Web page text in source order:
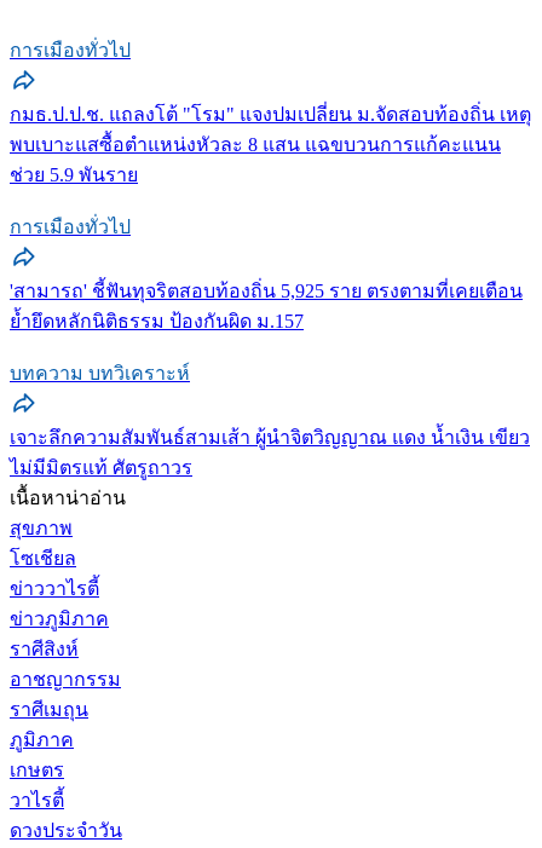
การเมืองทั่วไป
กมธ.ป.ป.ช. แถลงโต้ "โรม" แจงปมเปลี่ยน ม.จัดสอบท้องถิ่น เหตุ
พบเบาะแสซื้อตำแหน่งหัวละ 8 แสน แฉขบวนการแก้คะแนน
ช่วย 5.9 พันราย
การเมืองทั่วไป
'สามารถ' ชี้ฟันทุจริตสอบท้องถิ่น 5,925 ราย ตรงตามที่เคยเตือน
ย้ำยึดหลักนิติธรรม ป้องกันผิด ม.157
บทความ บทวิเคราะห์
เจาะลึกความสัมพันธ์สามเส้า ผู้นำจิตวิญญาณ แดง น้ำเงิน เขียว
ไม่มีมิตรแท้ ศัตรูถาวร
เนื้อหาน่าอ่าน
สุขภาพ
โซเชียล
ข่าววาไรตี้
ข่าวภูมิภาค
ราศีสิงห์
อาชญากรรม
ราศีเมถุน
ภูมิภาค
เกษตร
วาไรตี้
ดวงประจำวัน